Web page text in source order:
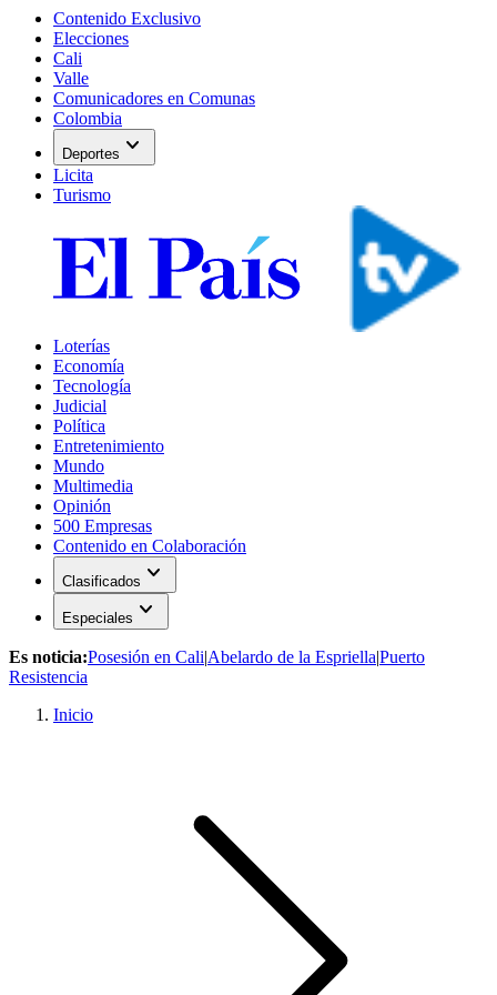
Contenido Exclusivo
Elecciones
Cali
Valle
Comunicadores en Comunas
Colombia
Deportes expand_more
Licita
Turismo
Loterías
Economía
Tecnología
Judicial
Política
Entretenimiento
Mundo
Multimedia
Opinión
500 Empresas
Contenido en Colaboración
Clasificados expand_more
Especiales expand_more
Es noticia:Posesión en Cali|Abelardo de la Espriella|Puerto
Resistencia
Inicio